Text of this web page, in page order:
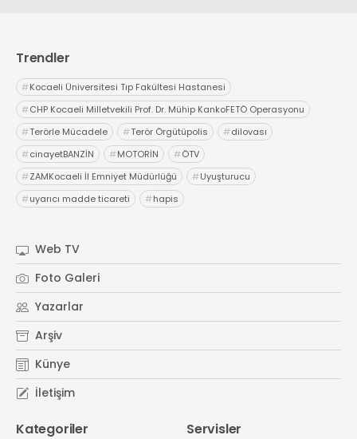
Trendler
#Kocaeli Üniversitesi Tıp Fakültesi Hastanesi
#CHP Kocaeli Milletvekili Prof. Dr. Mühip KankoFETÖ Operasyonu
#Terörle Mücadele #Terör Örgütüpolis #dilovası
#cinayetBANZİN #MOTORİN #ÖTV
#ZAMKocaeli İl Emniyet Müdürlüğü #Uyuşturucu
#uyarıcı madde ticareti #hapis
Web TV
Foto Galeri
Yazarlar
Arşiv
Künye
İletişim
Kategoriler Servisler